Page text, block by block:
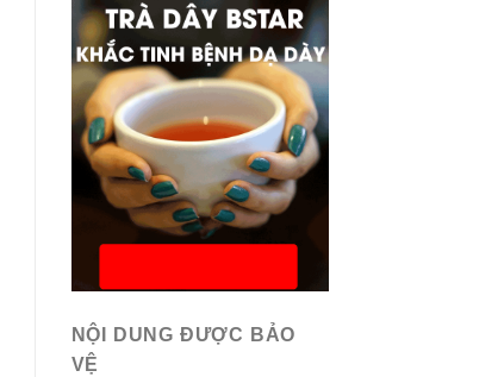
NỘI DUNG ĐƯỢC BẢO
VỆ